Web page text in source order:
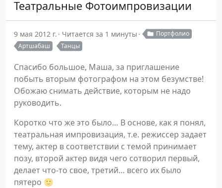
Театральные Фотоимпровизации
9 мая 2012 г. Читается за 1 минуты
Портфолио
Артшабаш
Танцы
Спасибо большое, Маша, за приглашение
побыть вторым фотографом на этом безумстве!
Обожаю снимать действие, которым не надо
руководить.
Коротко что же это было… В основе, как я понял,
театральная импровизация, т.е. режиссер задает
тему, актер в соответствии с темой принимает
позу, второй актер видя чего сотворил первый,
делает что-то свое, третий… всего их было
пятеро 🙂